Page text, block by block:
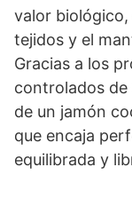
valor biológico,
tejidos y el
Gracias a los
controlados
de un jamón
que encaja
equilibrada y